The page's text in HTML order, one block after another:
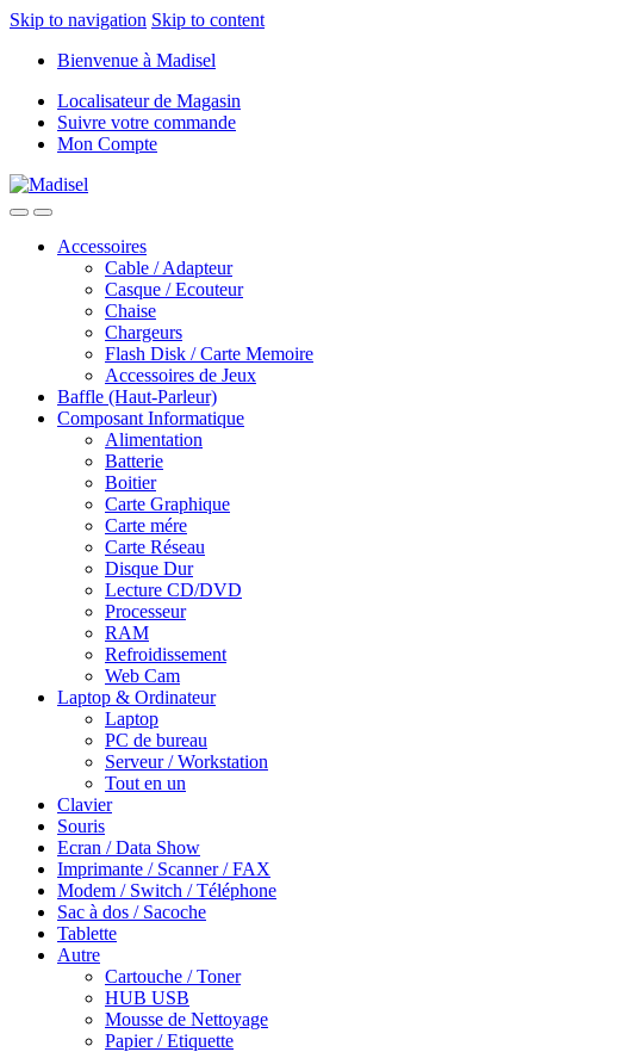
Skip to navigation Skip to content
Bienvenue à Madisel
Localisateur de Magasin
Suivre votre commande
Mon Compte
Accessoires
Cable / Adapteur
Casque / Ecouteur
Chaise
Chargeurs
Flash Disk / Carte Memoire
Accessoires de Jeux
Baffle (Haut-Parleur)
Composant Informatique
Alimentation
Batterie
Boitier
Carte Graphique
Carte mére
Carte Réseau
Disque Dur
Lecture CD/DVD
Processeur
RAM
Refroidissement
Web Cam
Laptop & Ordinateur
Laptop
PC de bureau
Serveur / Workstation
Tout en un
Clavier
Souris
Ecran / Data Show
Imprimante / Scanner / FAX
Modem / Switch / Téléphone
Sac à dos / Sacoche
Tablette
Autre
Cartouche / Toner
HUB USB
Mousse de Nettoyage
Papier / Etiquette